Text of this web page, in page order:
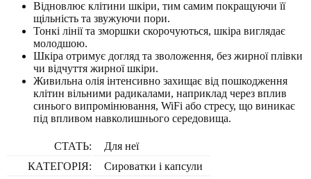
Відновлює клітини шкіри, тим самим покращуючи її
щільність та звужуючи пори.
Тонкі лінії та зморшки скорочуються, шкіра виглядає
молодшою.
Шкіра отримує догляд та зволоження, без жирної плівки
чи відчуття жирної шкіри.
Живильна олія інтенсивно захищає від пошкодження
клітин вільними радикалами, наприклад через вплив
синього випромінювання, WiFi або стресу, що виникає
під впливом навколишнього середовища.
СТАТЬ:
Для неї
КАТЕГОРІЯ:
Сироватки і капсули